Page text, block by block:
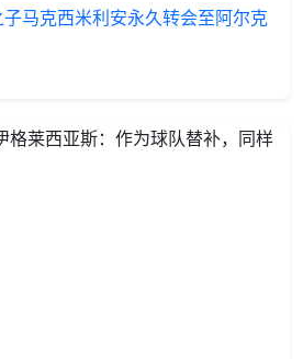
马克西米利安永久转会至阿尔克